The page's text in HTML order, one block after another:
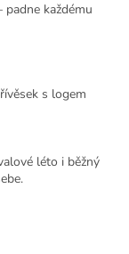
každému
s logem
léto i běžný